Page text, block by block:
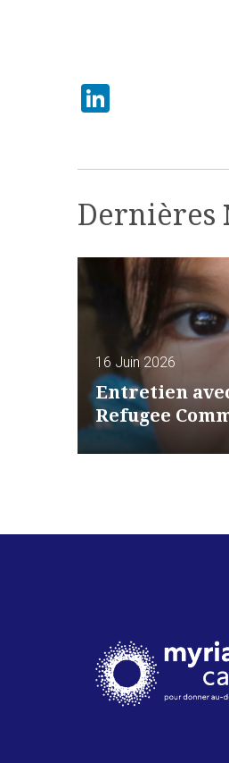
Dernières
16 Juin 2026
Entretien
Refugee